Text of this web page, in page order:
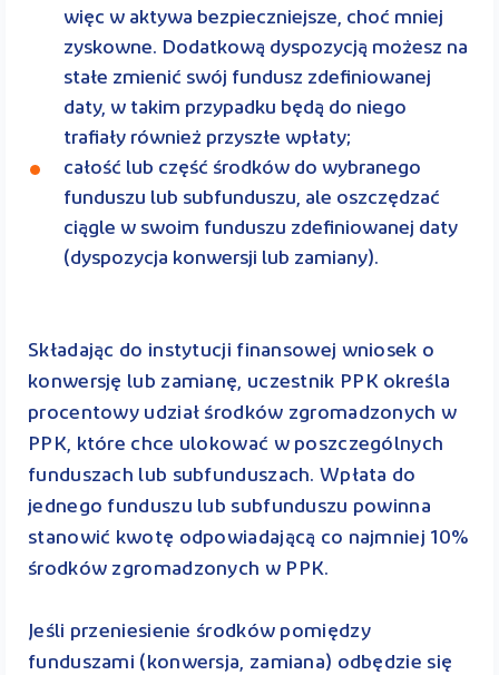
więc w aktywa bezpieczniejsze, choć mniej
zyskowne. Dodatkową dyspozycją możesz na
stałe zmienić swój fundusz zdefiniowanej
daty, w takim przypadku będą do niego
trafiały również przyszłe wpłaty;
całość lub część środków do wybranego
funduszu lub subfunduszu, ale oszczędzać
ciągle w swoim funduszu zdefiniowanej daty
(dyspozycja konwersji lub zamiany).
Składając do instytucji finansowej wniosek o
konwersję lub zamianę, uczestnik PPK określa
procentowy udział środków zgromadzonych w
PPK, które chce ulokować w poszczególnych
funduszach lub subfunduszach. Wpłata do
jednego funduszu lub subfunduszu powinna
stanowić kwotę odpowiadającą co najmniej 10%
środków zgromadzonych w PPK.
Jeśli przeniesienie środków pomiędzy
funduszami (konwersja, zamiana) odbędzie się